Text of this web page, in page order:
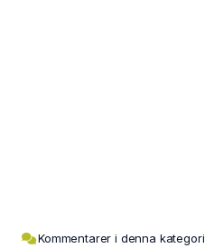
Kommentarer i denna kategori